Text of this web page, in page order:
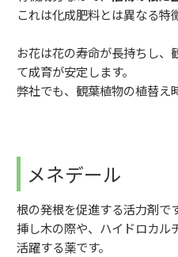
これは化成肥料とは異なる特
お花は花の寿命が長持ちし、
て成育が安定します。
弊社でも、観葉植物の植替え
メネデール
根の発根を促進する活力剤です
挿し木の際や、ハイドロカル
活躍する薬です。